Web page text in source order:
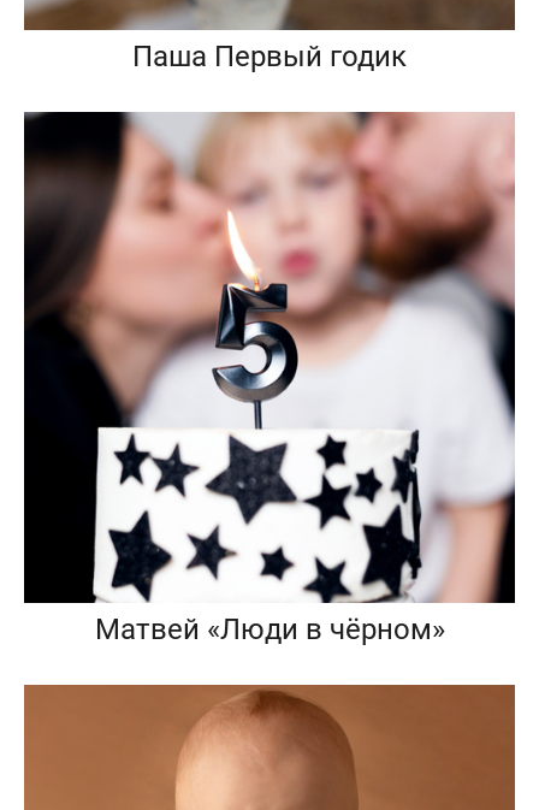
Паша Первый годик
Матвей «Люди в чёрном»